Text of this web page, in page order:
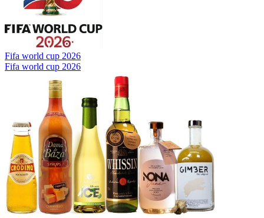
Fifa world cup 2026
Fifa world cup 2026